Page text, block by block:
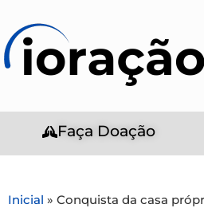
Faça Doação
Inicial » Conquista da casa